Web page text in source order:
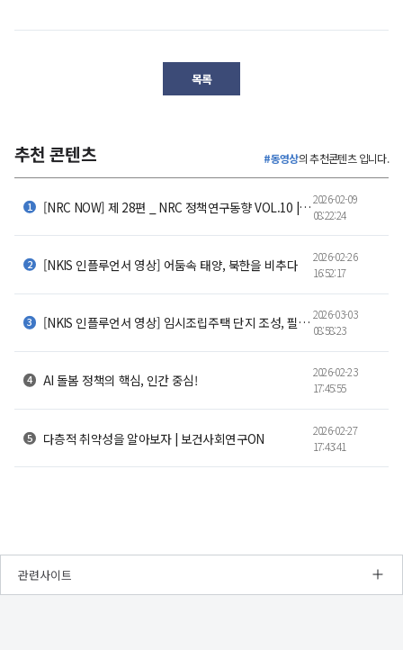
목록
추천 콘텐츠 #동영상의 추천콘텐츠 입니다.
[NRC NOW] 제 28편 _ NRC 정책연구동향 VOL.10 |저출산은 선택이 아니었다 - 결혼과 출산을 멈추 세운2026-02-09
08:22:24
[NKIS 인플루언서 영상] 어둠속 태양, 북한을 비추다
2026-02-26
16:52:17
[NKIS 인플루언서 영상] 임시조립주택 단지 조성, 필요한 기준과 개선 방향 2026-03-03
08:58:23
AI 돌봄 정책의 핵심, 인간 중심!
2026-02-23
17:45:55
다층적 취약성을 알아보자 | 보건사회연구ON
2026-02-27
17:43:41
관련사이트